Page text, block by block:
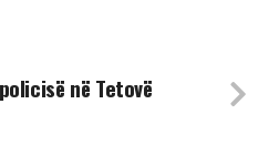
në Tetovë